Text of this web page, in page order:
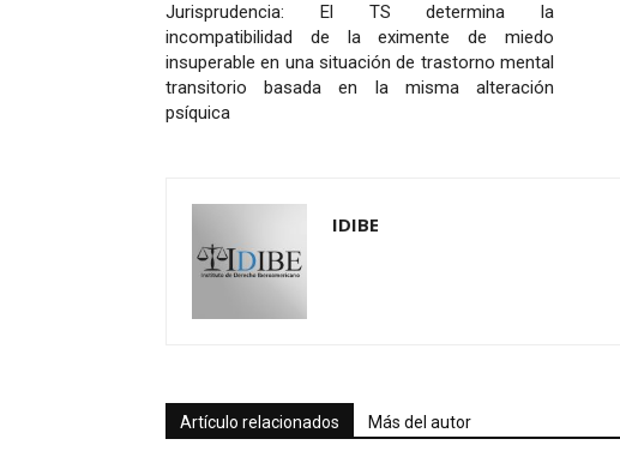
Jurisprudencia: El TS determina la
incompatibilidad de la eximente de miedo
insuperable en una situación de trastorno mental
transitorio basada en la misma alteración
psíquica
IDIBE
Artículo relacionados Más del autor